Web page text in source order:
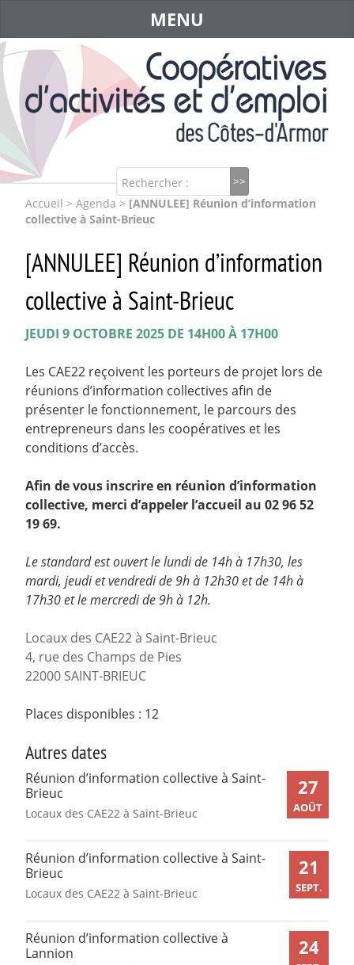
Rechercher :
MENU
Accueil > Agenda > [ANNULEE] Réunion d’information
collective à Saint-Brieuc
[ANNULEE] Réunion d’information
collective à Saint-Brieuc
JEUDI 9 OCTOBRE 2025 DE 14H00 À 17H00
Les CAE22 reçoivent les porteurs de projet lors de
réunions d’information collectives afin de
présenter le fonctionnement, le parcours des
entrepreneurs dans les coopératives et les
conditions d’accès.
Afin de vous inscrire en réunion d’information
collective, merci d’appeler l’accueil au 02 96 52
19 69.
Le standard est ouvert le lundi de 14h à 17h30, les
mardi, jeudi et vendredi de 9h à 12h30 et de 14h à
17h30 et le mercredi de 9h à 12h.
Locaux des CAE22 à Saint-Brieuc
4, rue des Champs de Pies
22000 SAINT-BRIEUC
Places disponibles : 12
Autres dates
27
AOÛT
Réunion d’information collective à Saint-
Brieuc
Locaux des CAE22 à Saint-Brieuc
21
SEPT.
Réunion d’information collective à Saint-
Brieuc
Locaux des CAE22 à Saint-Brieuc
24
Réunion d’information collective à
Lannion